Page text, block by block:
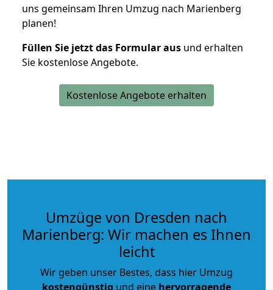
uns gemeinsam Ihren Umzug nach Marienberg
planen!
Füllen Sie jetzt das Formular aus und erhalten
Sie kostenlose Angebote.
Kostenlose Angebote erhalten
Umzüge von Dresden nach
Marienberg: Wir machen es Ihnen
leicht
Wir geben unser Bestes, dass hier Umzug
kostengünstig und eine hervorragende